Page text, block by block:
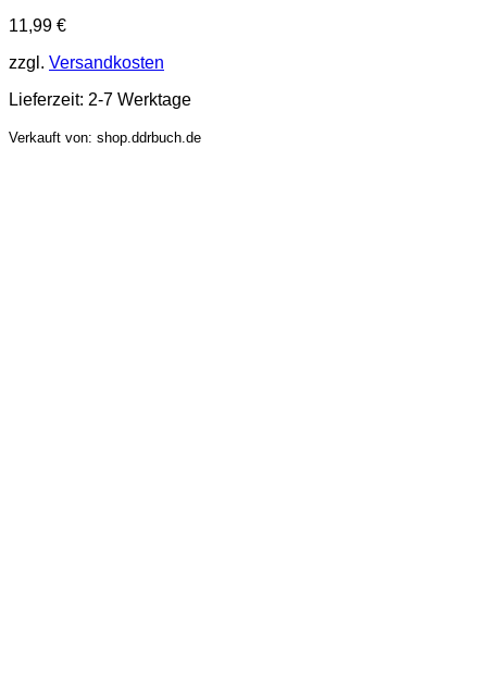
11,99 €
zzgl. Versandkosten
Lieferzeit: 2-7 Werktage
Verkauft von: shop.ddrbuch.de